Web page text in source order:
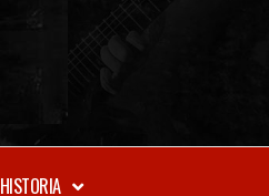
WEBZINE
HISTORIA